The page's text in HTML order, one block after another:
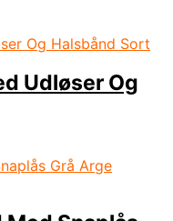
Udløser Og